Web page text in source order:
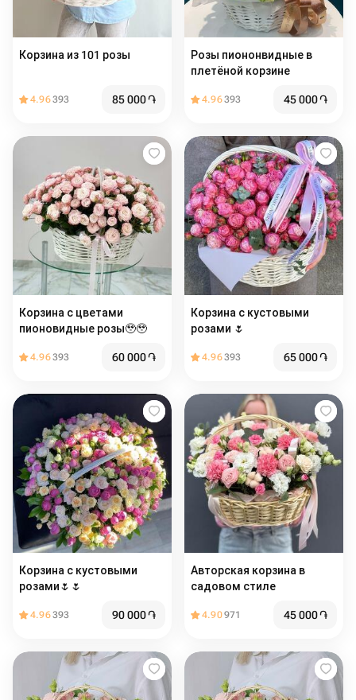
Корзина из 101 розы
4.96393 85 000֏
Розы пиононвидные в
плетёной корзине
4.96393 45 000֏
Корзина с цветами
пионовидные розы🥹🥹
4.96393 60 000֏
Корзина с кустовыми
розами 🌷
4.96393 65 000֏
Корзина с кустовыми
розами🌷🌷
4.96393 90 000֏
Авторская корзина в
садовом стиле
4.90971 45 000֏